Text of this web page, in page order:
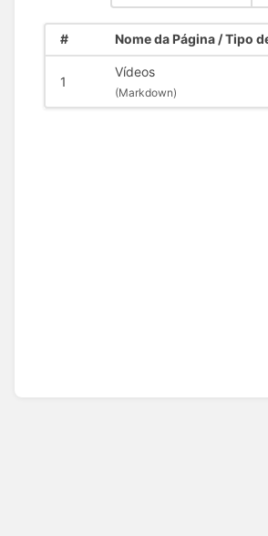
# Nome da Página / Tipo
1
Vídeos
(Markdown)